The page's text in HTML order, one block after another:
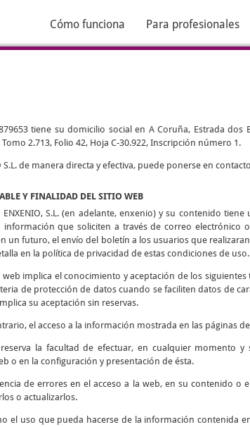
Cómo funciona Para profesionales
tiene su domicilio social en A Coruña, Estrada
2.713, Folio 42, Hoja C-30.922, Inscripción número 1.
S.L. de manera directa y efectiva, puede ponerse en
Y FINALIDAD DEL SITIO WEB
S.L. (en adelante, enxenio) y su contenido
que soliciten a través de correo electrónico
un futuro, el envío del boletín a los usuarios que
en la política de privacidad de estas condiciones de uso.
web implica el conocimiento y aceptación de los
de protección de datos cuando se faciliten datos de
su aceptación sin reservas.
el acceso a la información mostrada en las páginas
la facultad de efectuar, en cualquier momento y
o en la configuración y presentación de ésta.
de errores en el acceso a la web, en su contenido
o actualizarlos.
el uso que pueda hacerse de la información contenida